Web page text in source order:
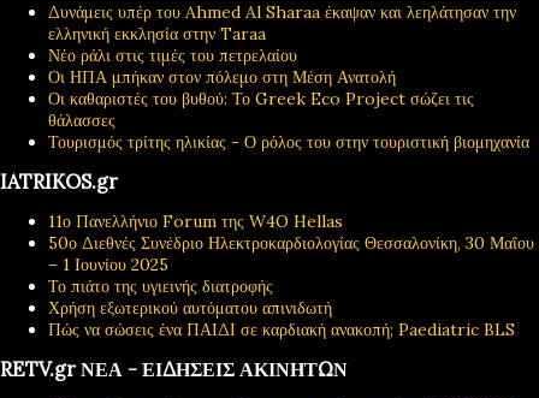
Δυνάμεις υπέρ του Ahmed Al Sharaa έκαψαν και λεηλάτησαν την
ελληνική εκκλησία στην Taraa
Νέο ράλι στις τιμές του πετρελαίου
Οι ΗΠΑ μπήκαν στον πόλεμο στη Μέση Ανατολή
Οι καθαριστές του βυθού: Το Greek Eco Project σώζει τις
θάλασσες
Τουρισμός τρίτης ηλικίας - Ο ρόλος του στην τουριστική βιομηχανία
IATRIKOS.gr
11ο Πανελλήνιο Forum της W4O Hellas
50ο Διεθνές Συνέδριο Ηλεκτροκαρδιολογίας Θεσσαλονίκη, 30 Μαΐου
– 1 Ιουνίου 2025
Το πιάτο της υγιεινής διατροφής
Χρήση εξωτερικού αυτόματου απινιδωτή
Πώς να σώσεις ένα ΠΑΙΔΙ σε καρδιακή ανακοπή; Paediatric BLS
RETV.gr ΝΕΑ - ΕΙΔΗΣΕΙΣ ΑΚΙΝΗΤΩΝ